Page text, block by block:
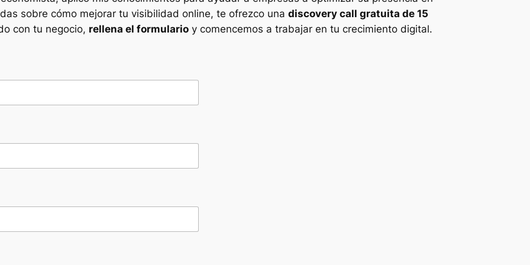
sobre cómo mejorar tu visibilidad online, te ofrezco una discovery call gratuita de 15
con tu negocio, rellena el formulario y comencemos a trabajar en tu crecimiento digital.